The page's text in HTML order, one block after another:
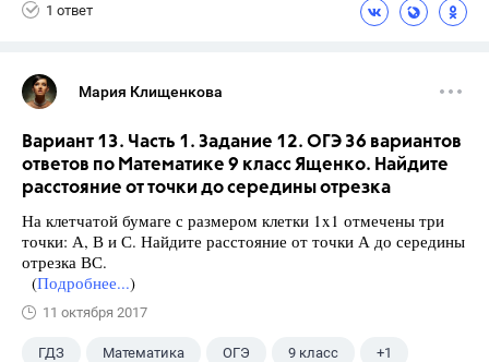
1 ответ
Мария Клищенкова
Вариант 13. Часть 1. Задание 12. ОГЭ 36 вариантов
ответов по Математике 9 класс Ященко. Найдите
расстояние от точки до середины отрезка
На клетчатой бумаге с размером клетки 1x1 отмечены три
точки: А, В и С. Найдите расстояние от точки А до середины
отрезка ВС.
(Подробнее...)
11 октября 2017
ГДЗ Математика ОГЭ 9 класс +1